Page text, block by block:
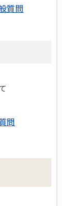
質問
問